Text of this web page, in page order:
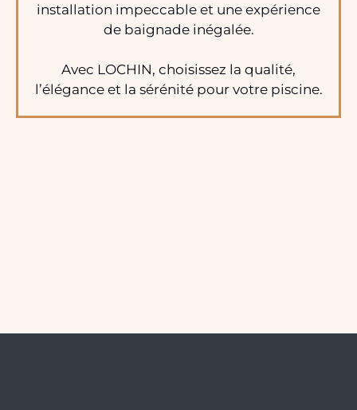
installation impeccable et une expérience
de baignade inégalée.
Avec LOCHIN, choisissez la qualité,
l’élégance et la sérénité pour votre piscine.